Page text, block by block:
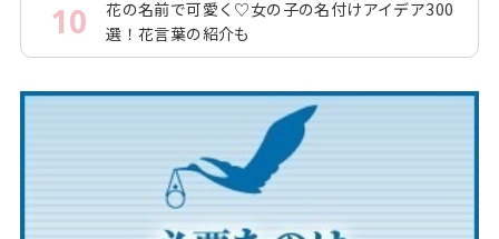
10
花の名前で可愛く♡女の子の名付けアイデア300
選！花言葉の紹介も